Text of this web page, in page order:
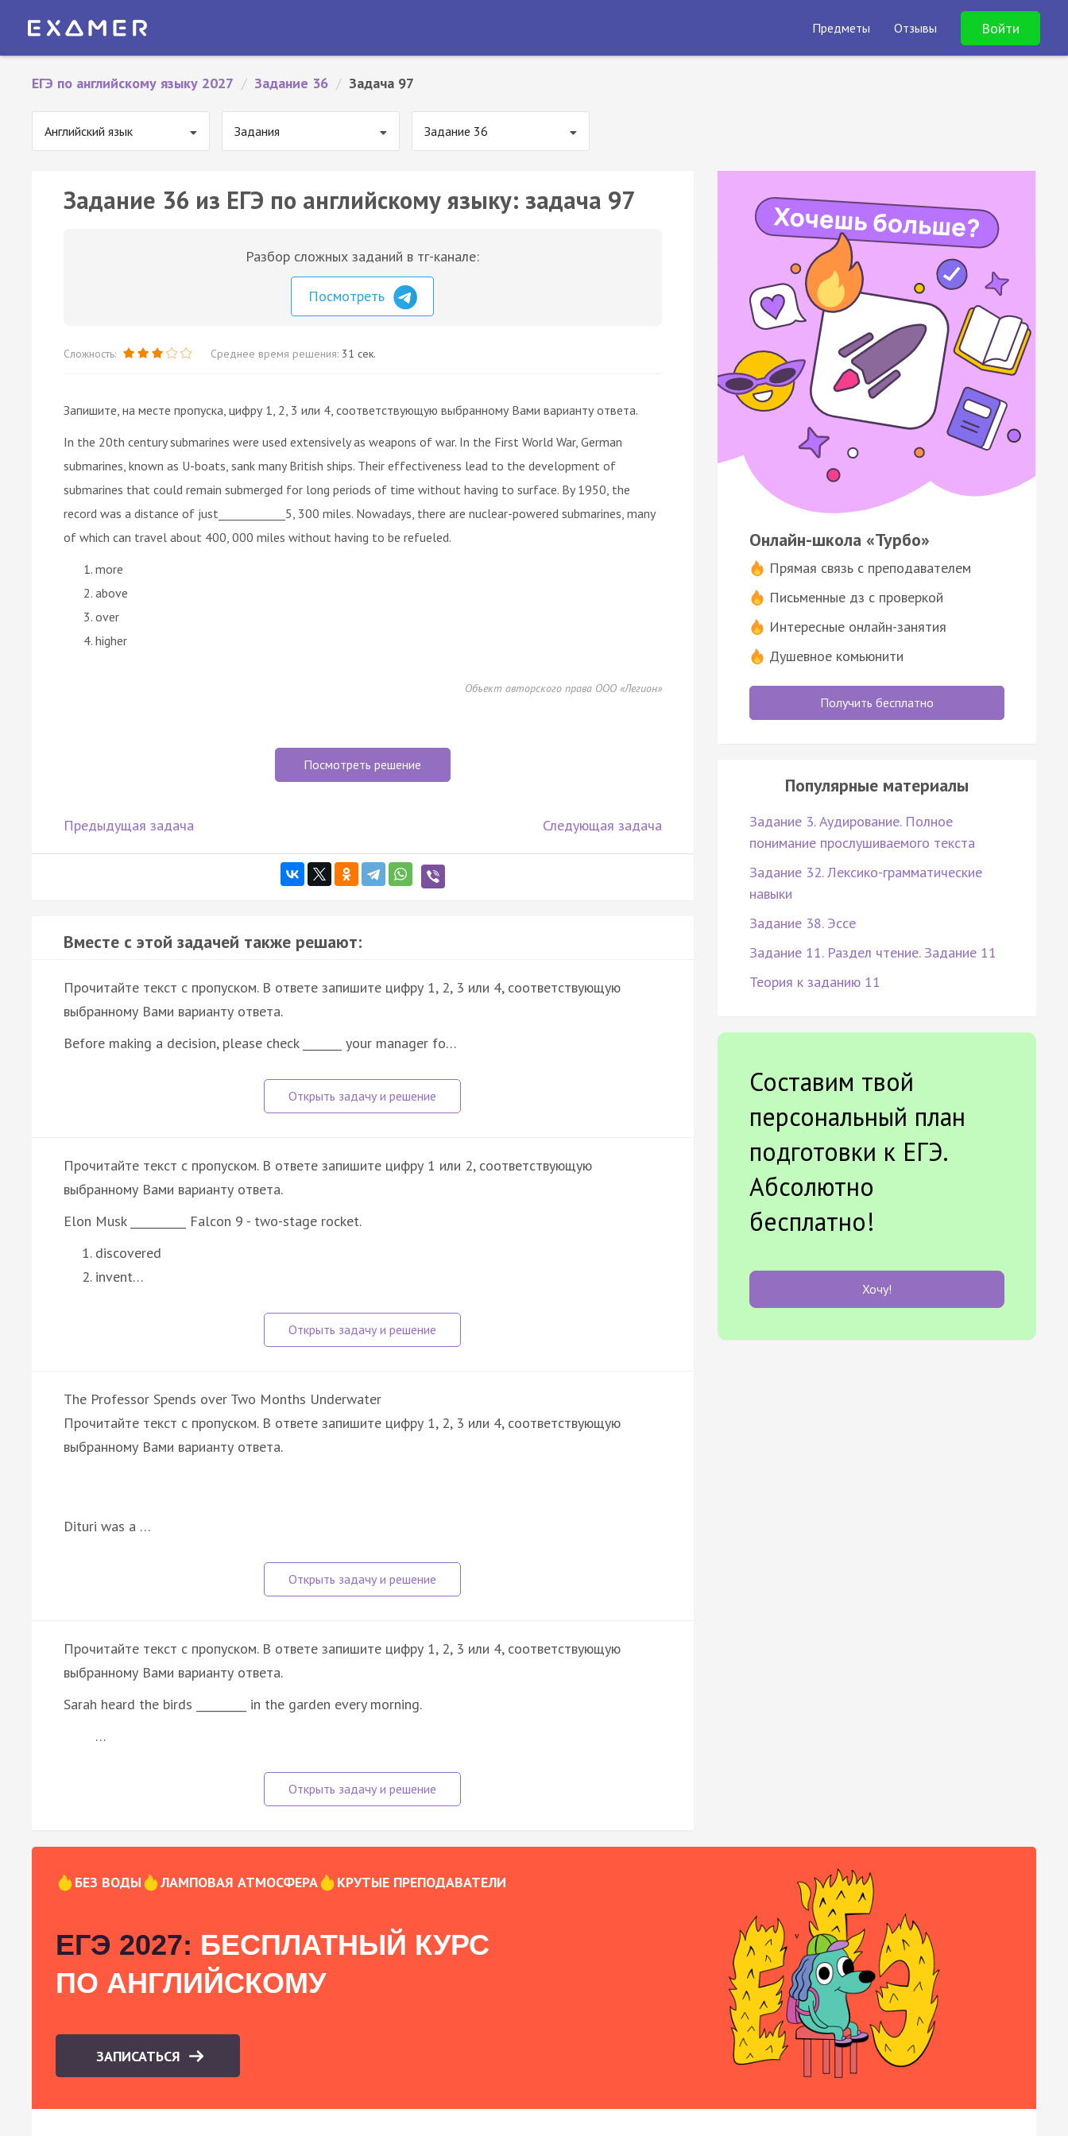
Предметы Отзывы Войти
ЕГЭ по английскому языку 2027 / Задание 36 / Задача 97
Английский язык Задания Задание 36
Задание 36 из ЕГЭ по английскому языку: задача 97
Разбор сложных заданий в тг-канале:
Посмотреть
Сложность: Среднее время решения: 31 сек.
Запишите, на месте пропуска, цифру 1, 2, 3 или 4, соответствующую выбранному Вами варианту ответа.
In the 20th century submarines were used extensively as weapons of war. In the First World War, German
submarines, known as U-boats, sank many British ships. Their effectiveness lead to the development of
submarines that could remain submerged for long periods of time without having to surface. By 1950, the
record was a distance of just____________5, 300 miles. Nowadays, there are nuclear-powered submarines, many
of which can travel about 400, 000 miles without having to be refueled.
more
above
over
higher
Объект авторского права ООО «Легион»
Посмотреть решение
Предыдущая задача Следующая задача
Вместе с этой задачей также решают:
Прочитайте текст с пропуском. В ответе запишите цифру 1, 2, 3 или 4, соответствующую
выбранному Вами варианту ответа.
Before making a decision, please check _______ your manager fo…
Прочитайте текст с пропуском. В ответе запишите цифру 1 или 2, соответствующую
выбранному Вами варианту ответа.
Elon Musk __________ Falcon 9 - two-stage rocket.
discovered
invent…
The Professor Spends over Two Months Underwater
Прочитайте текст с пропуском. В ответе запишите цифру 1, 2, 3 или 4, соответствующую
выбранному Вами варианту ответа.
Dituri was a …
Прочитайте текст с пропуском. В ответе запишите цифру 1, 2, 3 или 4, соответствующую
выбранному Вами варианту ответа.
Sarah heard the birds _________ in the garden every morning.
…
Онлайн-школа «Турбо»
Прямая связь с преподавателем
Письменные дз с проверкой
Интересные онлайн-занятия
Душевное комьюнити
Получить бесплатно
Популярные материалы
Задание 3. Аудирование. Полное
понимание прослушиваемого текста
Задание 32. Лексико-грамматические
навыки
Задание 38. Эссе
Задание 11. Раздел чтение. Задание 11
Теория к заданию 11
Составим твой
персональный план
подготовки к ЕГЭ.
Абсолютно
бесплатно!
Хочу!
БЕЗ ВОДЫ ЛАМПОВАЯ АТМОСФЕРА КРУТЫЕ ПРЕПОДАВАТЕЛИ
ЕГЭ 2027: БЕСПЛАТНЫЙ КУРС
ПО АНГЛИЙСКОМУ
ЗАПИСАТЬСЯ